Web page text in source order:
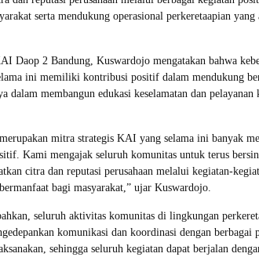
serta mendukung operasional perkeretaapian yang
Daop 2 Bandung, Kuswardojo mengatakan bahwa
ini memiliki kontribusi positif dalam mendukung
dalam membangun edukasi keselamatan dan pelayanan
mitra strategis KAI yang selama ini banyak
Kami mengajak seluruh komunitas untuk terus
citra dan reputasi perusahaan melalui kegiatan-
bagi masyarakat,” ujar Kuswardojo.
seluruh aktivitas komunitas di lingkungan
komunikasi dan koordinasi dengan berbagai
sehingga seluruh kegiatan dapat berjalan